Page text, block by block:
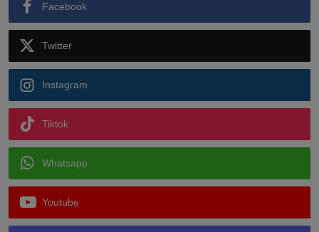
Facebook
Twitter
Instagram
Tiktok
Whatsapp
Youtube